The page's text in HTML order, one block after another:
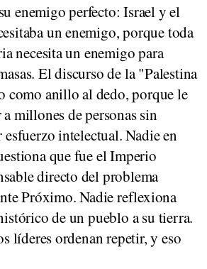
enemigo perfecto: Israel y el
un enemigo, porque toda
necesita un enemigo para
El discurso de la "Palestina
como anillo al dedo, porque le
millones de personas sin
intelectual. Nadie en
que fue el Imperio
directo del problema
Próximo. Nadie reflexiona
de un pueblo a su tierra.
líderes ordenan repetir, y eso